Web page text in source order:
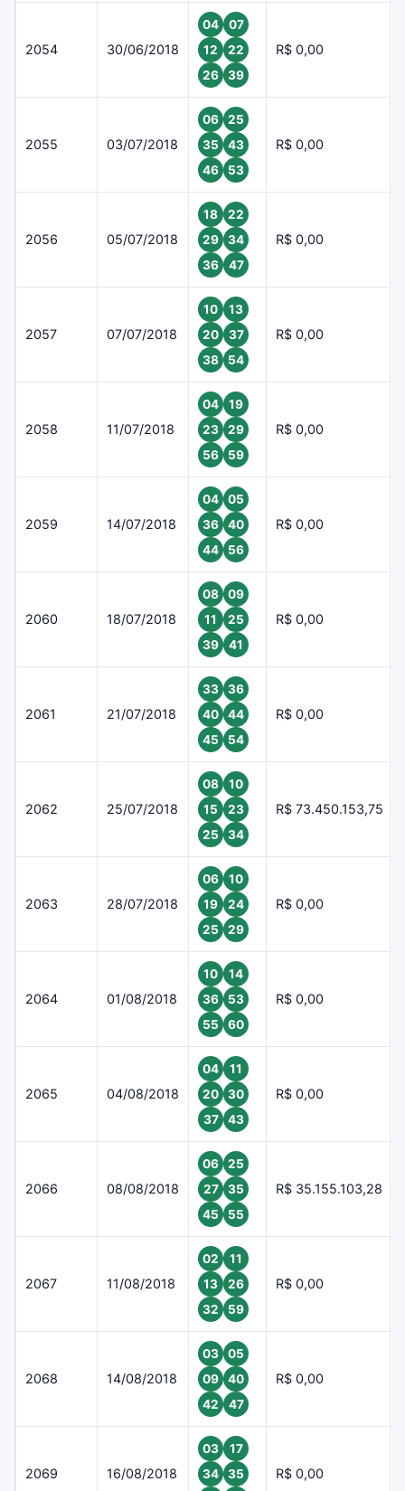
2054 30/06/2018
04
07
12
22
26
39
R$ 0,00
2055 03/07/2018
06
25
35
43
46
53
R$ 0,00
2056 05/07/2018
18
22
29
34
36
47
R$ 0,00
2057 07/07/2018
10
13
20
37
38
54
R$ 0,00
2058 11/07/2018
04
19
23
29
56
59
R$ 0,00
2059 14/07/2018
04
05
36
40
44
56
R$ 0,00
2060 18/07/2018
08
09
11
25
39
41
R$ 0,00
2061 21/07/2018
33
36
40
44
45
54
R$ 0,00
2062 25/07/2018
08
10
15
23
25
34
R$ 73.450.153,75
2063 28/07/2018
06
10
19
24
25
29
R$ 0,00
2064 01/08/2018
10
14
36
53
55
60
R$ 0,00
2065 04/08/2018
04
11
20
30
37
43
R$ 0,00
2066 08/08/2018
06
25
27
35
45
55
R$ 35.155.103,28
2067 11/08/2018
02
11
13
26
32
59
R$ 0,00
2068 14/08/2018
03
05
09
40
42
47
R$ 0,00
2069 16/08/2018
03
17
34
35
R$ 0,00